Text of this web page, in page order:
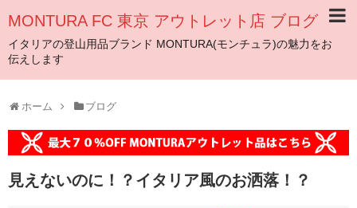
MONTURA FC 東京 アウトレット店 ブログ
イタリアの登山用品ブランド MONTURA(モンチュラ)の魅力をお
伝えします
ホーム ブログ
見えないのに！？イタリア風のお洒落！？